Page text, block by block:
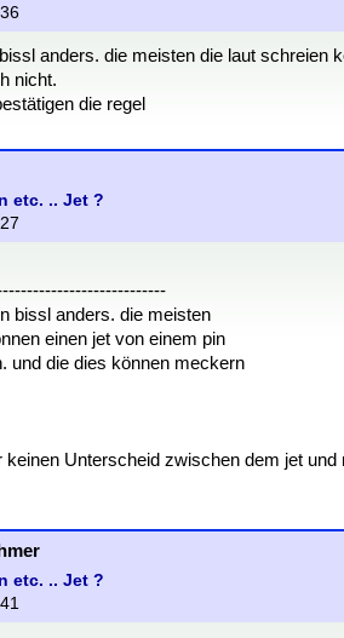
anders. die meisten die laut schreien
nicht.
die regel
etc. .. Jet ?
bissl anders. die meisten
einen jet von einem pin
und die dies können meckern
keinen Unterscheid zwischen dem jet und
etc. .. Jet ?